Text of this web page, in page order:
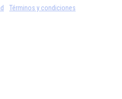
Términos y condiciones